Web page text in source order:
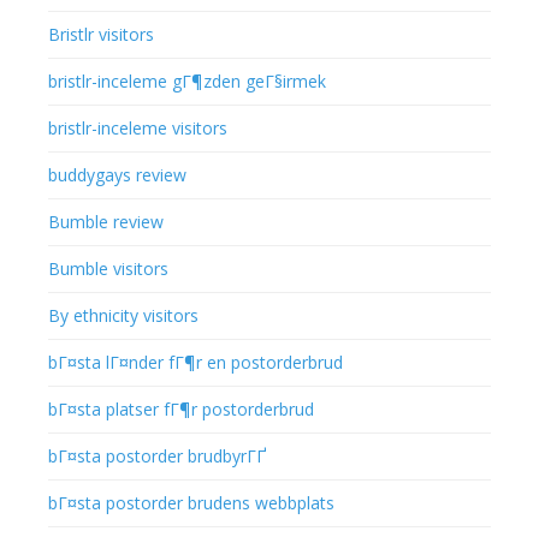
Bristlr visitors
bristlr-inceleme gГ¶zden geГ§irmek
bristlr-inceleme visitors
buddygays review
Bumble review
Bumble visitors
By ethnicity visitors
bГ¤sta lГ¤nder fГ¶r en postorderbrud
bГ¤sta platser fГ¶r postorderbrud
bГ¤sta postorder brudbyrГҐ
bГ¤sta postorder brudens webbplats